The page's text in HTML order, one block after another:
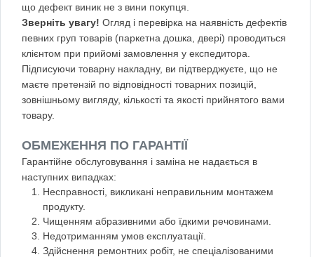
що дефект виник не з вини покупця.
Зверніть увагу! Огляд і перевірка на наявність дефектів
певних груп товарів (паркетна дошка, двері) проводиться
клієнтом при прийомі замовлення у експедитора.
Підписуючи товарну накладну, ви підтверджуєте, що не
маєте претензій по відповідності товарних позицій,
зовнішньому вигляду, кількості та якості прийнятого вами
товару.
ОБМЕЖЕННЯ ПО ГАРАНТІЇ
Гарантійне обслуговування і заміна не надається в
наступних випадках:
Несправності, викликані неправильним монтажем
продукту.
Чищенням абразивними або їдкими речовинами.
Недотриманням умов експлуатації.
Здійснення ремонтних робіт, не спеціалізованими